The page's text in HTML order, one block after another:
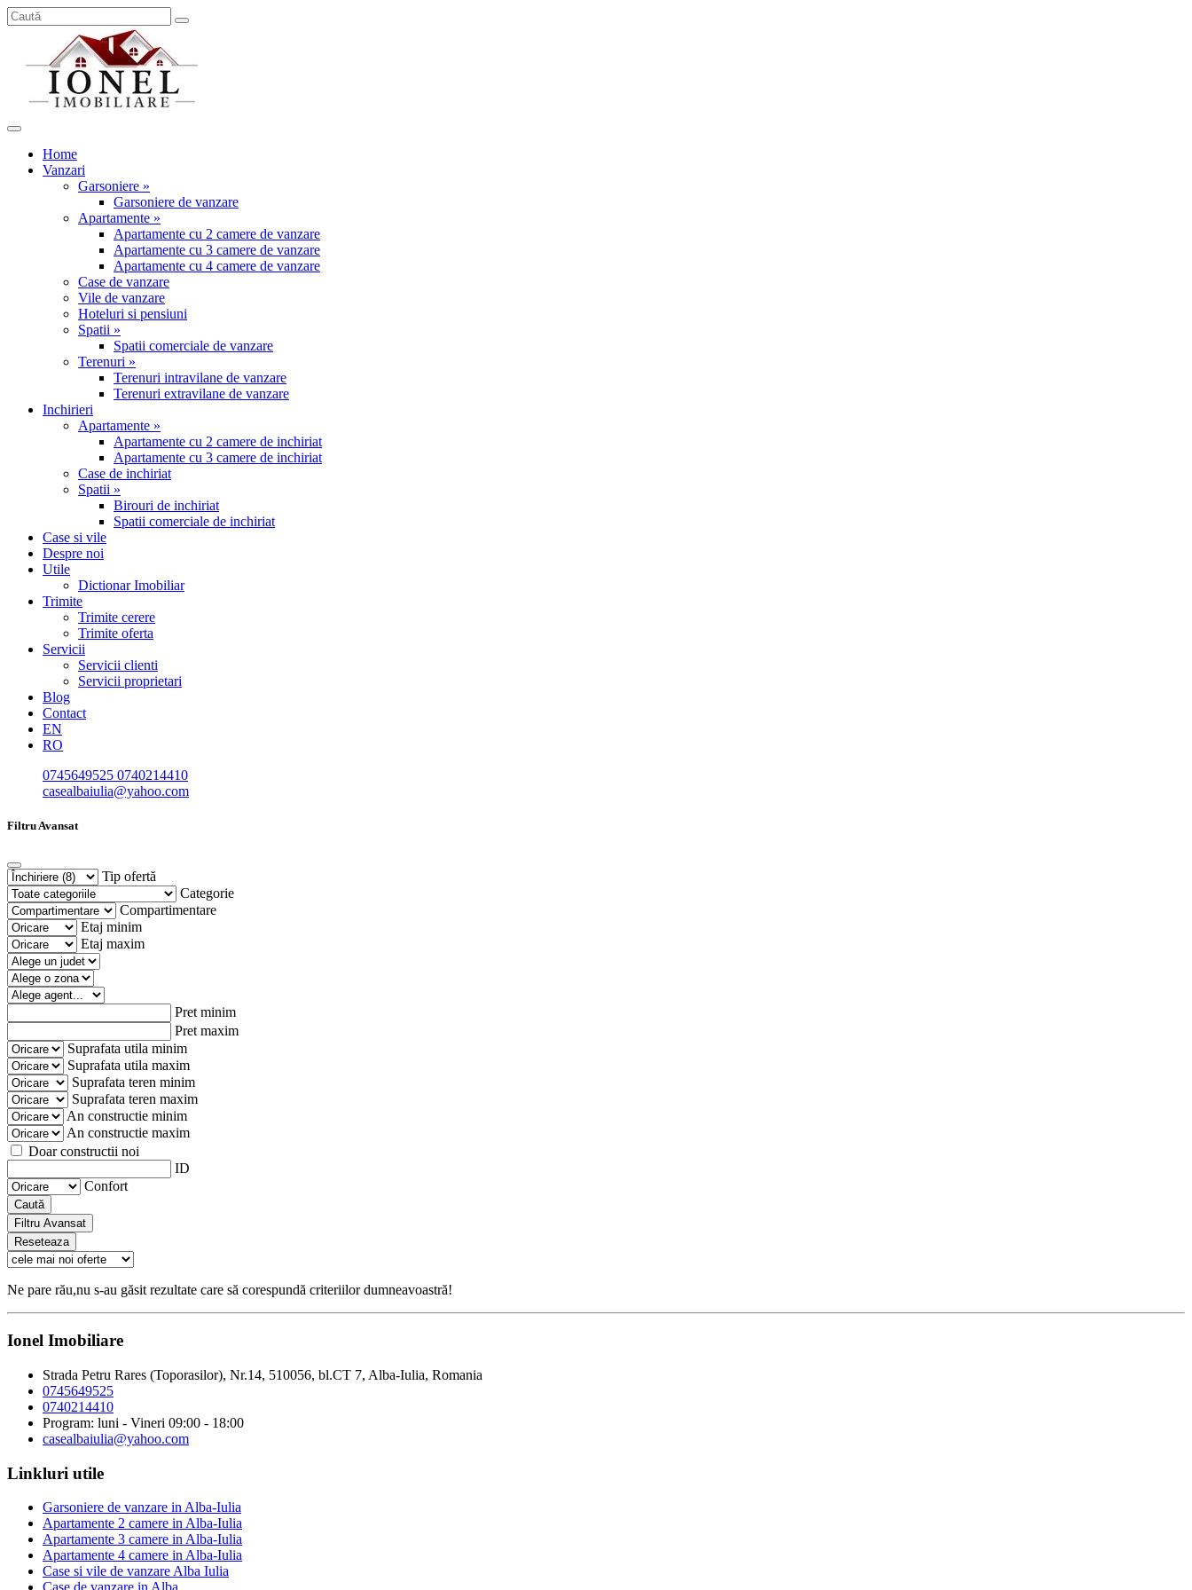
Home
Vanzari
Garsoniere »
Garsoniere de vanzare
Apartamente »
Apartamente cu 2 camere de vanzare
Apartamente cu 3 camere de vanzare
Apartamente cu 4 camere de vanzare
Case de vanzare
Vile de vanzare
Hoteluri si pensiuni
Spatii »
Spatii comerciale de vanzare
Terenuri »
Terenuri intravilane de vanzare
Terenuri extravilane de vanzare
Inchirieri
Apartamente »
Apartamente cu 2 camere de inchiriat
Apartamente cu 3 camere de inchiriat
Case de inchiriat
Spatii »
Birouri de inchiriat
Spatii comerciale de inchiriat
Case si vile
Despre noi
Utile
Dictionar Imobiliar
Trimite
Trimite cerere
Trimite oferta
Servicii
Servicii clienti
Servicii proprietari
Blog
Contact
EN
RO
0745649525 0740214410
casealbaiulia@yahoo.com
Filtru Avansat
Tip ofertă
Categorie
Compartimentare
Etaj minim
Etaj maxim
Pret minim
Pret maxim
Suprafata utila minim
Suprafata utila maxim
Suprafata teren minim
Suprafata teren maxim
An constructie minim
An constructie maxim
Doar constructii noi
ID
Confort
Caută
Filtru Avansat
Reseteaza
Ne pare rău,nu s-au găsit rezultate care să corespundă criteriilor dumneavoastră!
Ionel Imobiliare
Strada Petru Rares (Toporasilor), Nr.14, 510056, bl.CT 7, Alba-Iulia, Romania
0745649525
0740214410
Program: luni - Vineri 09:00 - 18:00
casealbaiulia@yahoo.com
Linkluri utile
Garsoniere de vanzare in Alba-Iulia
Apartamente 2 camere in Alba-Iulia
Apartamente 3 camere in Alba-Iulia
Apartamente 4 camere in Alba-Iulia
Case si vile de vanzare Alba Iulia